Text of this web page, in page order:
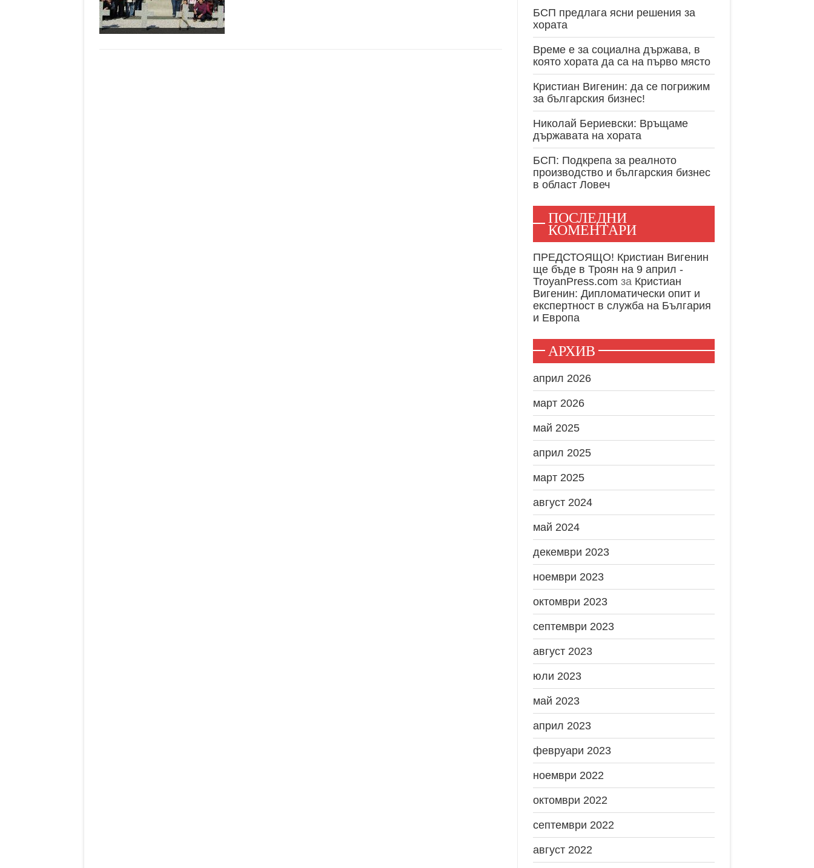
Кристиан Вигенин: Дипломатически опит и експертност вБСП предлага ясни решения за
хората
Време е за социална държава, в
която хората да са на първо място
Кристиан Вигенин: да се погрижим
за българския бизнес!
Николай Бериевски: Връщаме
държавата на хората
БСП: Подкрепа за реалното
производство и българския бизнес
в област Ловеч
ПОСЛЕДНИ
КОМЕНТАРИ
ПРЕДСТОЯЩО! Кристиан Вигенин
ще бъде в Троян на 9 април -
TroyanPress.com за Кристиан
Вигенин: Дипломатически опит и
експертност в служба на България
и Европа
АРХИВ
април 2026
март 2026
май 2025
април 2025
март 2025
август 2024
май 2024
декември 2023
ноември 2023
октомври 2023
септември 2023
август 2023
юли 2023
май 2023
април 2023
февруари 2023
ноември 2022
октомври 2022
септември 2022
август 2022